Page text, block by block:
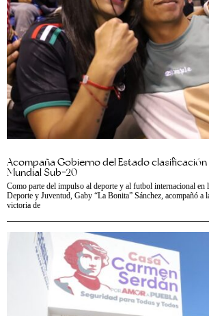
Acompaña Gobierno del Estado
Mundial Sub-20
Como parte del impulso al deporte y al futbol internacional en
Deporte y Juventud, Gaby “La Bonita” Sánchez, acompañó a
victoria de